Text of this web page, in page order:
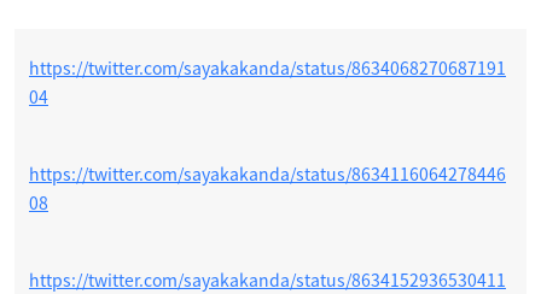
https://twitter.com/sayakakanda/status/8634068270687191
04
https://twitter.com/sayakakanda/status/8634116064278446
08
https://twitter.com/sayakakanda/status/8634152936530411